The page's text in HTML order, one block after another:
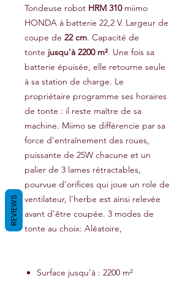
Tondeuse robot HRM 310miimo
HONDA à batterie 22,2 V. Largeur de
coupe de 22 cm. Capacité de
tonte jusqu'à 2200 m². Une fois sa
batterie épuisée, elle retourne seule
à sa station de charge. Le
propriétaire programme ses horaires
de tonte : il reste maître de sa
machine. Miimo se différencie par sa
force d'entraînement des roues,
puissante de 25W chacune et un
palier de 3 lames rétractables,
pourvue d'orifices qui joue un role de
ventilateur, l'herbe est ainsi relevée
avant d'être coupée. 3 modes de
tonte au choix: Aléatoire,
Surface jusqu'à : 2200 m²
REVIEWS